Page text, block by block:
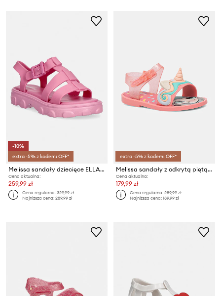
-10%
extra -5% z kodem: OFF*
Melissa sandały dziecięce ELLA SANDAL BB
Cena aktualna:
259,99 zł
Cena regularna:329,99 zł
Najniższa cena:289,99 zł
extra -5% z kodem: OFF*
Melissa sandały z odkrytą piętą dziecięce MAR SANDAL UNI BB
Cena aktualna:
179,99 zł
Cena regularna:289,99 zł
Najniższa cena:189,99 zł